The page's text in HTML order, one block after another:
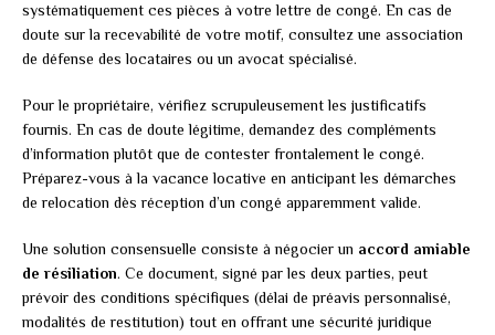
systématiquement ces pièces à votre lettre de congé. En cas de
doute sur la recevabilité de votre motif, consultez une association
de défense des locataires ou un avocat spécialisé.
Pour le propriétaire, vérifiez scrupuleusement les justificatifs
fournis. En cas de doute légitime, demandez des compléments
d’information plutôt que de contester frontalement le congé.
Préparez-vous à la vacance locative en anticipant les démarches
de relocation dès réception d’un congé apparemment valide.
Une solution consensuelle consiste à négocier un accord amiable
de résiliation. Ce document, signé par les deux parties, peut
prévoir des conditions spécifiques (délai de préavis personnalisé,
modalités de restitution) tout en offrant une sécurité juridique